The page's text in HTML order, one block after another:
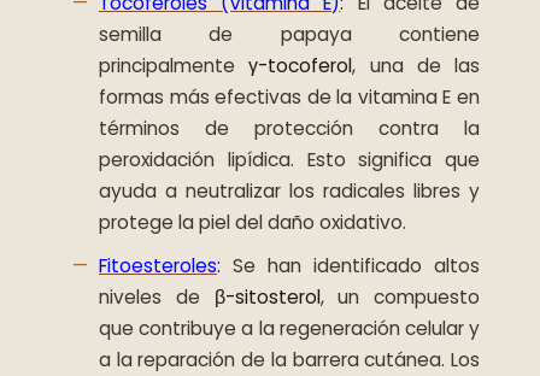
semilla de papaya contiene
principalmenteγ-tocoferol, una de las
formas más efectivas de la vitamina E en
términos de protección contra la
peroxidación lipídica. Esto significa que
ayuda a neutralizar los radicales libres y
protege la piel del daño oxidativo.
Fitoesteroles: Se han identificado altos
niveles de β-sitosterol, un compuesto
que contribuye a la regeneración celular y
a la reparación de la barrera cutánea. Los